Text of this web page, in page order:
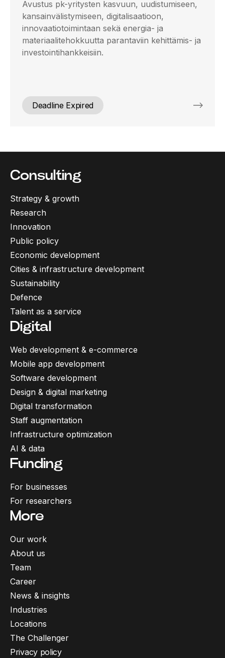
Avustus pk-yritysten kasvuun, uudistumiseen,
kansainvälistymiseen, digitalisaatioon,
innovaatiotoimintaan sekä energia- ja
materiaalitehokkuutta parantaviin kehittämis- ja
investointihankkeisiin.
Deadline Expired
Consulting
Strategy & growth
Research
Innovation
Public policy
Economic development
Cities & infrastructure development
Sustainability
Defence
Talent as a service
Digital
Web development & e-commerce
Mobile app development
Software development
Design & digital marketing
Digital transformation
Staff augmentation
Infrastructure optimization
AI & data
Funding
For businesses
For researchers
More
Our work
About us
Team
Career
News & insights
Industries
Locations
The Challenger
Privacy policy